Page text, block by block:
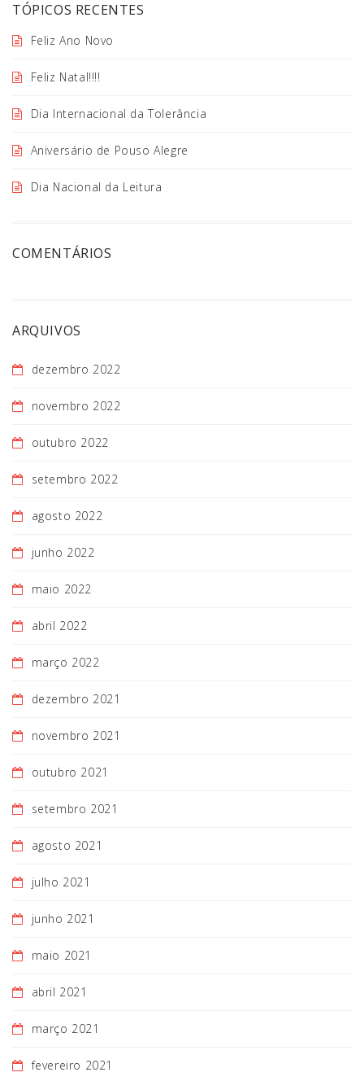
TÓPICOS RECENTES
Feliz Ano Novo
Feliz Natal!!!!
Dia Internacional da Tolerância
Aniversário de Pouso Alegre
Dia Nacional da Leitura
COMENTÁRIOS
ARQUIVOS
dezembro 2022
novembro 2022
outubro 2022
setembro 2022
agosto 2022
junho 2022
maio 2022
abril 2022
março 2022
dezembro 2021
novembro 2021
outubro 2021
setembro 2021
agosto 2021
julho 2021
junho 2021
maio 2021
abril 2021
março 2021
fevereiro 2021